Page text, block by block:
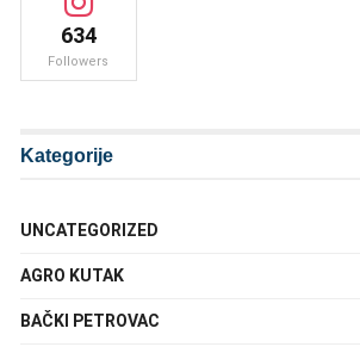
634
Followers
Kategorije
UNCATEGORIZED
AGRO KUTAK
BAČKI PETROVAC